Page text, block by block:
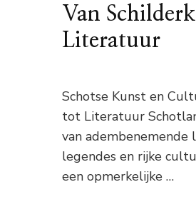
Van
Literatuur
Schotse Kunst en
tot Literatuur
van adembenemende
legendes en rijke
een opmerkelijke …